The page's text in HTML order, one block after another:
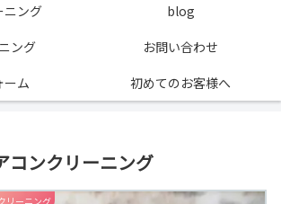
ニング
blog
ング
お問い合わせ
ーム
初めてのお客様へ
コンクリーニング
リーニング